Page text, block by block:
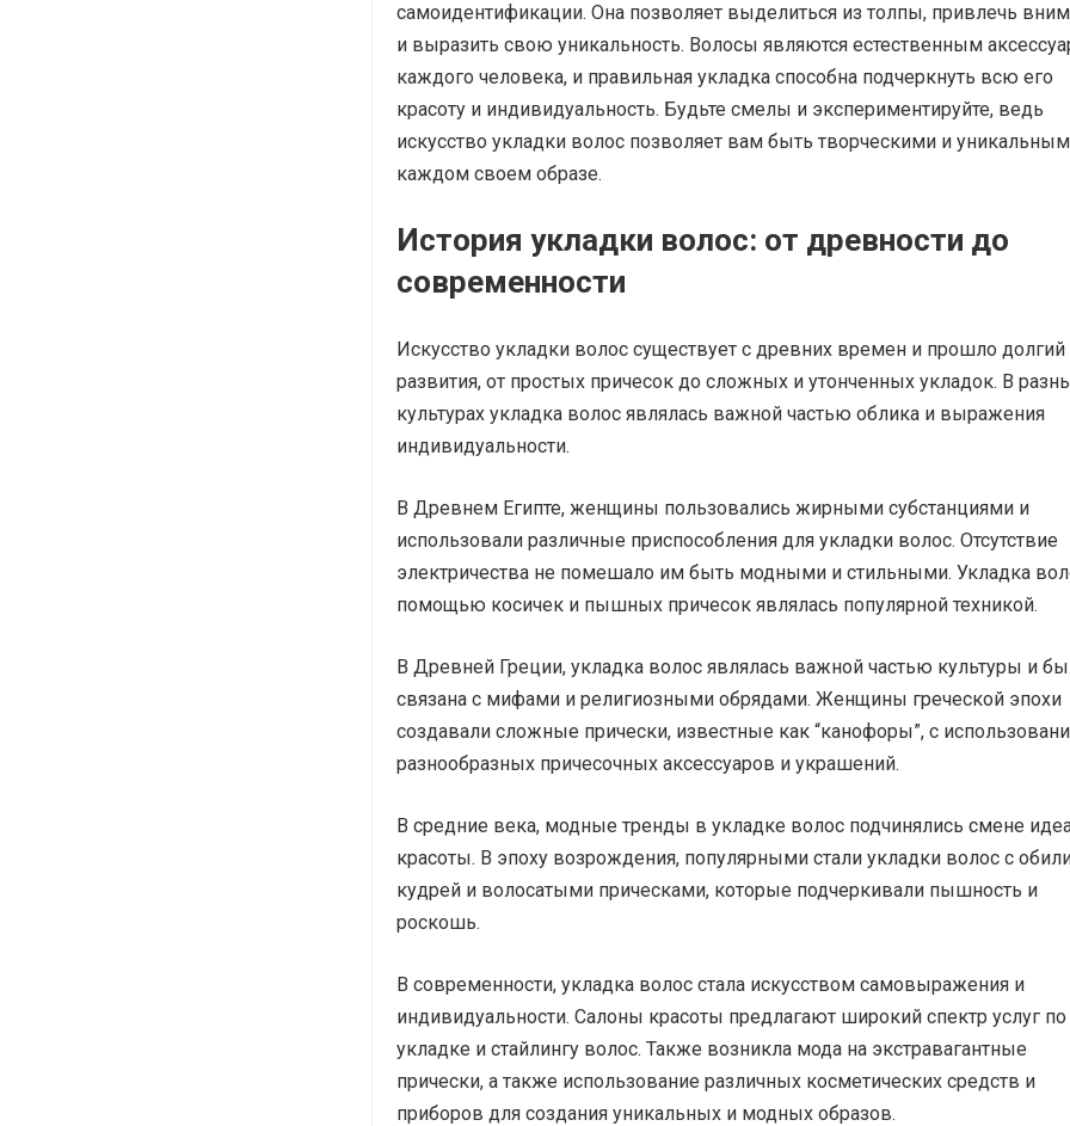
самоидентификации. Она позволяет выделиться из толпы, привлечь
и выразить свою уникальность. Волосы являются естественным
каждого человека, и правильная укладка способна подчеркнуть всю его
красоту и индивидуальность. Будьте смелы и экспериментируйте, ведь
искусство укладки волос позволяет вам быть творческими и
каждом своем образе.
История укладки волос: от древности до
современности
Искусство укладки волос существует с древних времен и прошло долгий
развития, от простых причесок до сложных и утонченных укладок. В
культурах укладка волос являлась важной частью облика и выражения
индивидуальности.
В Древнем Египте, женщины пользовались жирными субстанциями и
использовали различные приспособления для укладки волос. Отсутствие
электричества не помешало им быть модными и стильными. Укладка
помощью косичек и пышных причесок являлась популярной техникой.
В Древней Греции, укладка волос являлась важной частью культуры и
связана с мифами и религиозными обрядами. Женщины греческой эпохи
создавали сложные прически, известные как “канофоры”, с
разнообразных причесочных аксессуаров и украшений.
В средние века, модные тренды в укладке волос подчинялись смене
красоты. В эпоху возрождения, популярными стали укладки волос с
кудрей и волосатыми прическами, которые подчеркивали пышность и
роскошь.
В современности, укладка волос стала искусством самовыражения и
индивидуальности. Салоны красоты предлагают широкий спектр услуг по
укладке и стайлингу волос. Также возникла мода на экстравагантные
прически, а также использование различных косметических средств и
приборов для создания уникальных и модных образов.